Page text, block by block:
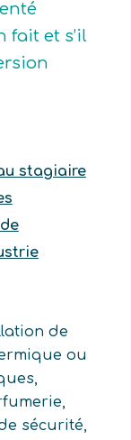
fait et s’il
stagiaire
de
ou
sécurité,